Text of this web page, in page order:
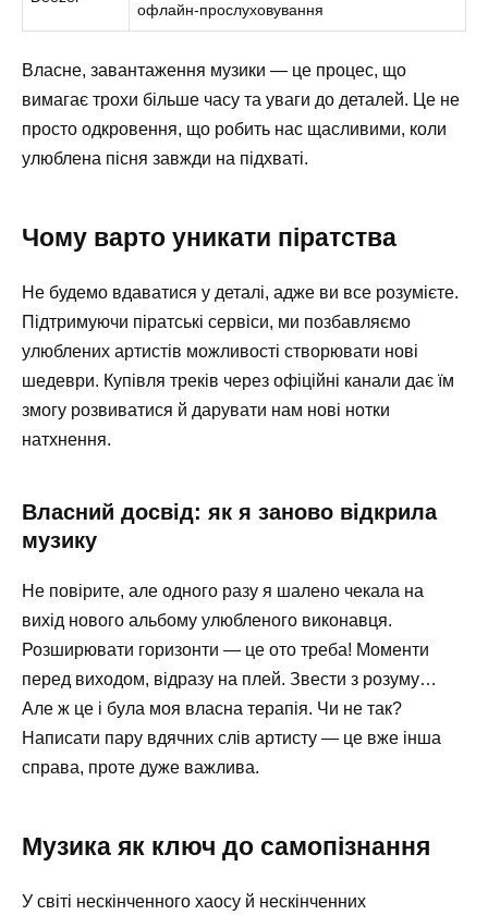
офлайн-прослуховування
Власне, завантаження музики — це процес, що
вимагає трохи більше часу та уваги до деталей. Це не
просто одкровення, що робить нас щасливими, коли
улюблена пісня завжди на підхваті.
Чому варто уникати піратства
Не будемо вдаватися у деталі, адже ви все розумієте.
Підтримуючи піратські сервіси, ми позбавляємо
улюблених артистів можливості створювати нові
шедеври. Купівля треків через офіційні канали дає їм
змогу розвиватися й дарувати нам нові нотки
натхнення.
Власний досвід: як я заново відкрила
музику
Не повірите, але одного разу я шалено чекала на
вихід нового альбому улюбленого виконавця.
Розширювати горизонти — це ото треба! Моменти
перед виходом, відразу на плей. Звести з розуму…
Але ж це і була моя власна терапія. Чи не так?
Написати пару вдячних слів артисту — це вже інша
справа, проте дуже важлива.
Музика як ключ до самопізнання
У світі нескінченного хаосу й нескінченних